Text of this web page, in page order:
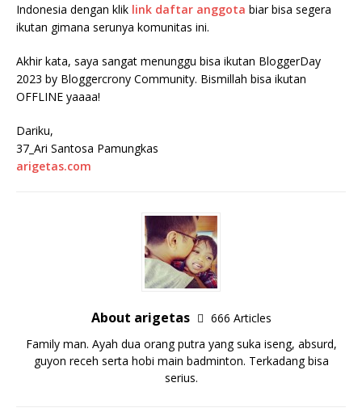
Indonesia dengan klik link daftar anggota biar bisa segera
ikutan gimana serunya komunitas ini.
Akhir kata, saya sangat menunggu bisa ikutan BloggerDay
2023 by Bloggercrony Community. Bismillah bisa ikutan
OFFLINE yaaaa!
Dariku,
37_Ari Santosa Pamungkas
arigetas.com
About arigetas
666 Articles
Family man. Ayah dua orang putra yang suka iseng, absurd,
guyon receh serta hobi main badminton. Terkadang bisa
serius.